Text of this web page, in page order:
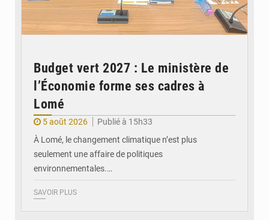
Budget vert 2027 : Le ministère de
l’Économie forme ses cadres à
Lomé
5 août 2026
Publié à 15h33
À Lomé, le changement climatique n’est plus
seulement une affaire de politiques
environnementales.…
SAVOIR PLUS